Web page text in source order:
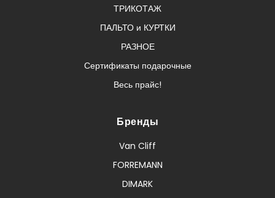
ТРИКОТАЖ
ПАЛЬТО и КУРТКИ
РАЗНОЕ
Сертификаты подарочные
Весь прайс!
Бренды
Van Cliff
FORREMANN
DIMARK